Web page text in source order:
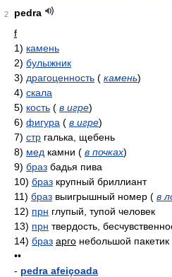
2
pedra
f
1) камень
2) булыжник
3) драгоценность ( камень)
4) скала
5) кость ( в игре)
6) фигура ( в игре)
7) стр галька, щебень
8) мед камни ( в почках)
9) браз бадья пива
10) браз крупный бриллиант
11) браз выигрышный номер ( в
12) прн глупый, тупой человек
13) прн твердость,
14) браз арго небольшой пакетик
••
- pedra afeiçoada